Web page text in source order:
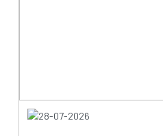
28-07-2026